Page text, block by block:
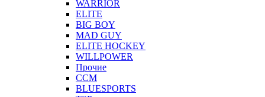
WARRIOR
ELITE
BIG BOY
MAD GUY
ELITE HOCKEY
WILLPOWER
Прочие
CCM
BLUESPORTS